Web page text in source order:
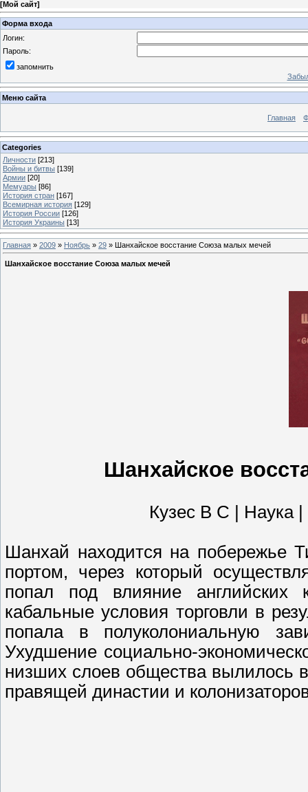
[Мой сайт]
Форма входа
Логин:
Пароль:
запомнить
Меню сайта
Главная
Categories
Личности [213]
Войны и битвы [139]
Армии [20]
Мемуары [86]
История стран [167]
Всемирная история [129]
История России [126]
История Украины [13]
Главная » 2009 » Ноябрь » 29 » Шанхайское восстание Союза малых мечей
Шанхайское восстание Союза малых мечей
Шанхайское
Кузес В С | Наука
Шанхай находится на побережье
портом, через который
попал под влияние английских
кабальные условия торговли в
попала в полуколониальную
Ухудшение социально-
низших слоев общества вылилось
правящей династии и